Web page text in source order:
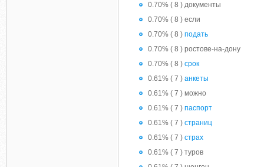
0.70% ( 8 ) документы
0.70% ( 8 ) если
0.70% ( 8 ) подать
0.70% ( 8 ) ростове-на-дону
0.70% ( 8 ) срок
0.61% ( 7 ) анкеты
0.61% ( 7 ) можно
0.61% ( 7 ) паспорт
0.61% ( 7 ) страниц
0.61% ( 7 ) страх
0.61% ( 7 ) туров